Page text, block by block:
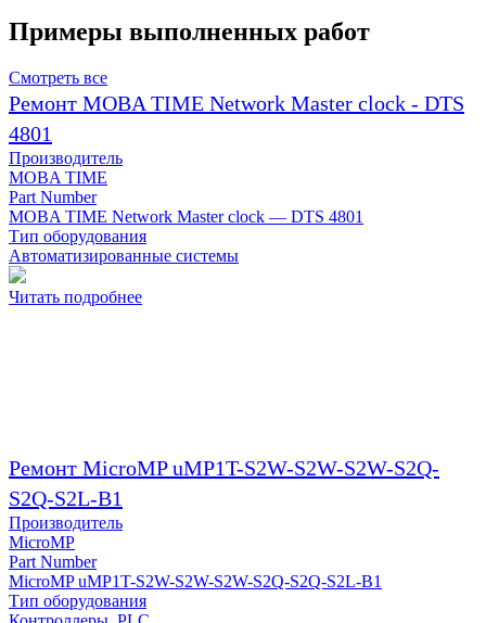
Примеры выполненных работ
Смотреть все
Ремонт MOBA TIME Network Master clock - DTS
4801
Производитель
MOBA TIME
Part Number
MOBA TIME Network Master clock — DTS 4801
Тип оборудования
Автоматизированные системы
Читать подробнее
Ремонт MicroMP uMP1T-S2W-S2W-S2W-S2Q-
S2Q-S2L-B1
Производитель
MicroMP
Part Number
MicroMP uMP1T-S2W-S2W-S2W-S2Q-S2Q-S2L-B1
Тип оборудования